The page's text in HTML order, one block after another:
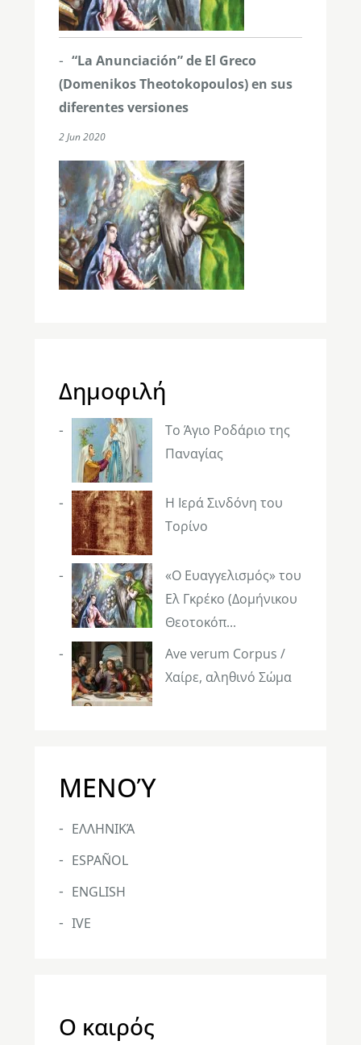
“La Anunciación” de El Greco
(Domenikos Theotokopoulos) en sus
diferentes versiones
2 Jun 2020
Δημοφιλή
Το Άγιο Ροδάριο της
Παναγίας
Η Ιερά Σινδόνη του
Τορίνο
«Ο Ευαγγελισμός» του
Ελ Γκρέκο (Δομήνικου
Θεοτοκόπ...
Ave verum Corpus /
Χαίρε, αληθινό Σώμα
ΜΕΝΟΎ
ΕΛΛΗΝΙΚΆ
ESPAÑOL
ENGLISH
IVE
Ο καιρός